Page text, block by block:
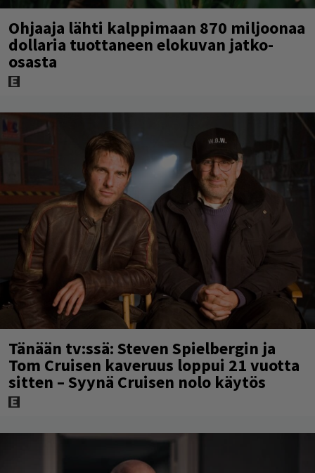
Ohjaaja lähti kalppimaan 870 miljoonaa
dollaria tuottaneen elokuvan jatko-
osasta
Tänään tv:ssä: Steven Spielbergin ja
Tom Cruisen kaveruus loppui 21 vuotta
sitten – Syynä Cruisen nolo käytös